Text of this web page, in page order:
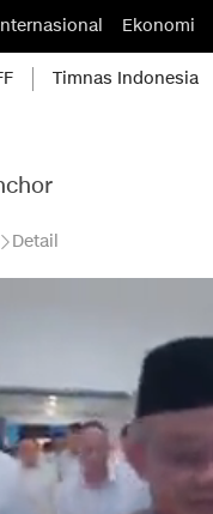
Ekonomi
Timnas Indonesia
Detail